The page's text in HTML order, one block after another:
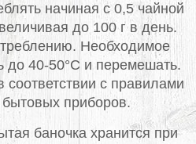
начиная с 0,5 чайной
до 100 г в день.
Необходимое
до 40-50°С и перемешать.
соответствии с правилами
бытовых приборов.
баночка хранится при